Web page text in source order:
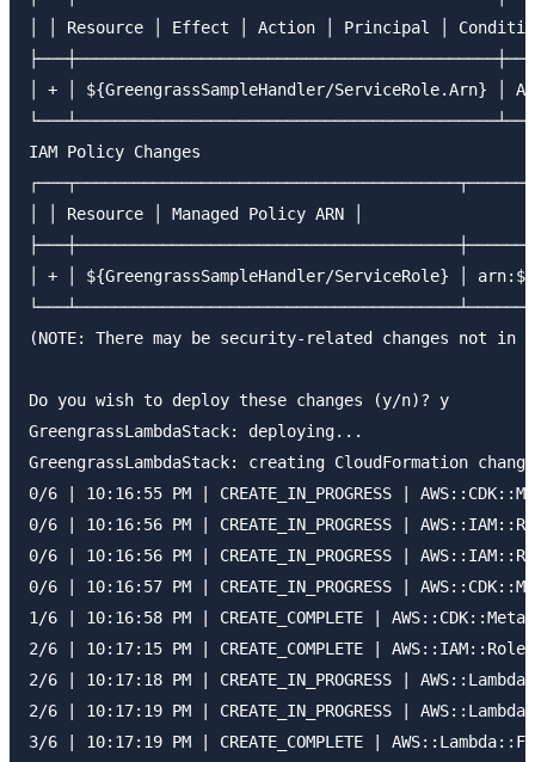
│ │ Resource │ Effect │ Action │ Principal │
│ + │ ${GreengrassSampleHandler/ServiceRole.Arn} │
IAM Policy Changes
│ │ Resource │ Managed Policy ARN │
│ + │ ${GreengrassSampleHandler/ServiceRole} │
(NOTE: There may be security-related changes not
Do you wish to deploy these changes (y/n)? y
GreengrassLambdaStack: deploying...
GreengrassLambdaStack: creating CloudFormation
0/6 | 10:16:55 PM | CREATE_IN_PROGRESS |
0/6 | 10:16:56 PM | CREATE_IN_PROGRESS |
0/6 | 10:16:56 PM | CREATE_IN_PROGRESS |
0/6 | 10:16:57 PM | CREATE_IN_PROGRESS |
1/6 | 10:16:58 PM | CREATE_COMPLETE |
2/6 | 10:17:15 PM | CREATE_COMPLETE |
2/6 | 10:17:18 PM | CREATE_IN_PROGRESS |
2/6 | 10:17:19 PM | CREATE_IN_PROGRESS |
3/6 | 10:17:19 PM | CREATE_COMPLETE |